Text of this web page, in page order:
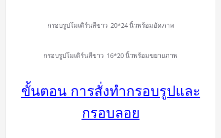
กรอบรูปโมเดิร์นสีขาว 20*24 นิ้วพร้อมอัดภาพ
กรอบรูปโมเดิร์นสีขาว 16*20 นิ้วพร้อมขยายภาพ
ขั้นตอน การสั่งทำกรอบรูปและ
กรอบลอย